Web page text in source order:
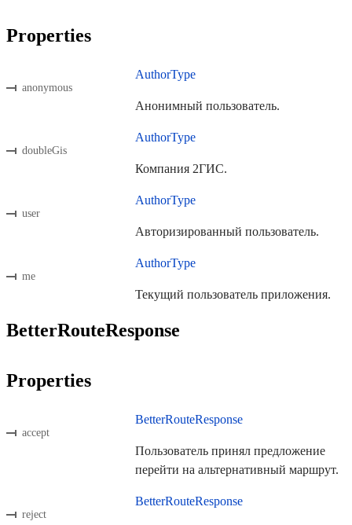
Properties
anonymous
AuthorType
Анонимный пользователь.
doubleGis
AuthorType
Компания 2ГИС.
user
AuthorType
Авторизированный пользователь.
me
AuthorType
Текущий пользователь приложения.
BetterRouteResponse
Properties
accept
BetterRouteResponse
Пользователь принял предложение
перейти на альтернативный маршрут.
reject
BetterRouteResponse